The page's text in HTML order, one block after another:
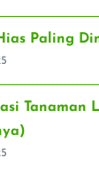
Paling
Tanaman